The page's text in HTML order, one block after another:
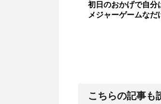
初日のおかげで自分
メジャーゲームな
こちらの記事も